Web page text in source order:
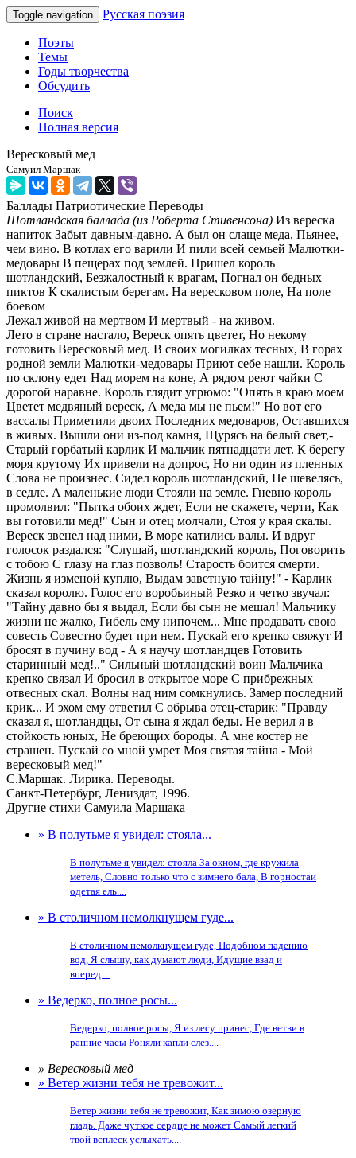
Toggle navigation Русская поэзия
Поэты
Темы
Годы творчества
Обсудить
Поиск
Полная версия
Вересковый мед
Самуил Маршак
Баллады Патриотические Переводы
Шотландская баллада (из Роберта Стивенсона) Из вереска
напиток Забыт давным-давно. А был он слаще меда, Пьянее,
чем вино. В котлах его варили И пили всей семьей Малютки-
медовары В пещерах под землей. Пришел король
шотландский, Безжалостный к врагам, Погнал он бедных
пиктов К скалистым берегам. На вересковом поле, На поле
боевом
Лежал живой на мертвом И мертвый - на живом. _______
Лето в стране настало, Вереск опять цветет, Но некому
готовить Вересковый мед. В своих могилках тесных, В горах
родной земли Малютки-медовары Приют себе нашли. Король
по склону едет Над морем на коне, А рядом реют чайки С
дорогой наравне. Король глядит угрюмо: "Опять в краю моем
Цветет медвяный вереск, А меда мы не пьем!" Но вот его
вассалы Приметили двоих Последних медоваров, Оставшихся
в живых. Вышли они из-под камня, Щурясь на белый свет,-
Старый горбатый карлик И мальчик пятнадцати лет. К берегу
моря крутому Их привели на допрос, Но ни один из пленных
Слова не произнес. Сидел король шотландский, Не шевелясь,
в седле. А маленькие люди Стояли на земле. Гневно король
промолвил: "Пытка обоих ждет, Если не скажете, черти, Как
вы готовили мед!" Сын и отец молчали, Стоя у края скалы.
Вереск звенел над ними, В море катились валы. И вдруг
голосок раздался: "Слушай, шотландский король, Поговорить
с тобою С глазу на глаз позволь! Старость боится смерти.
Жизнь я изменой куплю, Выдам заветную тайну!" - Карлик
сказал королю. Голос его воробьиный Резко и четко звучал:
"Тайну давно бы я выдал, Если бы сын не мешал! Мальчику
жизни не жалко, Гибель ему нипочем... Мне продавать свою
совесть Совестно будет при нем. Пускай его крепко свяжут И
бросят в пучину вод - А я научу шотландцев Готовить
старинный мед!.." Сильный шотландский воин Мальчика
крепко связал И бросил в открытое море С прибрежных
отвесных скал. Волны над ним сомкнулись. Замер последний
крик... И эхом ему ответил С обрыва отец-старик: "Правду
сказал я, шотландцы, От сына я ждал беды. Не верил я в
стойкость юных, Не бреющих бороды. А мне костер не
страшен. Пускай со мной умрет Моя святая тайна - Мой
вересковый мед!"
С.Маршак. Лирика. Переводы.
Санкт-Петербург, Лениздат, 1996.
Другие стихи Самуила Маршака
» В полутьме я увидел: стояла...
В полутьме я увидел: стояла За окном, где кружила
метель, Словно только что с зимнего бала, В горностаи
одетая ель....
» В столичном немолкнущем гуде...
В столичном немолкнущем гуде, Подобном падению
вод, Я слышу, как думают люди, Идущие взад и
вперед....
» Ведерко, полное росы...
Ведерко, полное росы, Я из лесу принес, Где ветви в
ранние часы Роняли капли слез....
» Вересковый мед
» Ветер жизни тебя не тревожит...
Ветер жизни тебя не тревожит, Как зимою озерную
гладь. Даже чуткое сердце не может Самый легкий
твой всплеск услыхать....